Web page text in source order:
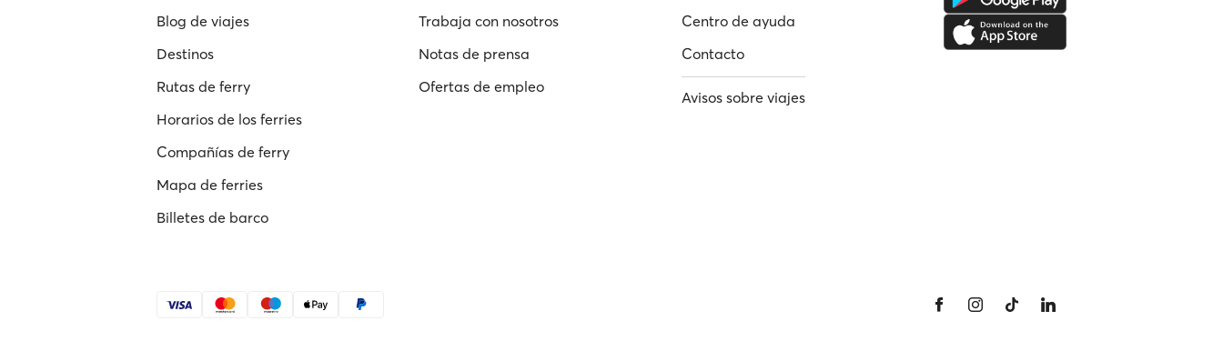
Blog de viajes
Destinos
Rutas de ferry
Horarios de los ferries
Compañías de ferry
Mapa de ferries
Billetes de barco
Trabaja con nosotros
Notas de prensa
Ofertas de empleo
Centro de ayuda
Contacto
Avisos sobre viajes